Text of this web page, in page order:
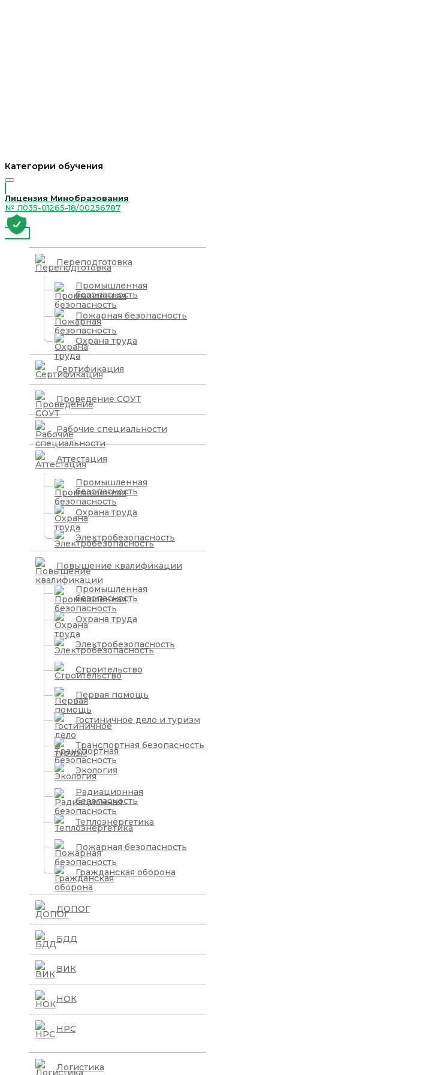
Категории обучения
Лицензия Минобразования
№ Л035-01265-18/00256787
Переподготовка
Промышленная
безопасность
Пожарная безопасность
Охрана труда
Сертификация
Проведение СОУТ
Рабочие специальности
Аттестация
Промышленная
безопасность
Охрана труда
Электробезопасность
Повышение квалификации
Промышленная
безопасность
Охрана труда
Электробезопасность
Строительство
Первая помощь
Гостиничное дело и туризм
Транспортная безопасность
Экология
Радиационная
безопасность
Теплоэнергетика
Пожарная безопасность
Гражданская оборона
ДОПОГ
БДД
ВИК
НОК
НРС
Логистика